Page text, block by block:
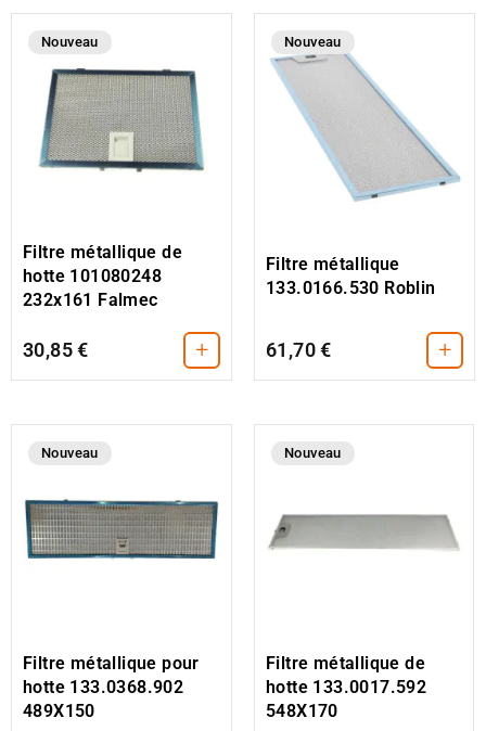
Nouveau
Filtre métallique de
hotte 101080248
232x161 Falmec
30,85 € +
Nouveau
Filtre métallique
133.0166.530 Roblin
61,70 € +
Nouveau
Filtre métallique pour
hotte 133.0368.902
489X150
Nouveau
Filtre métallique de
hotte 133.0017.592
548X170